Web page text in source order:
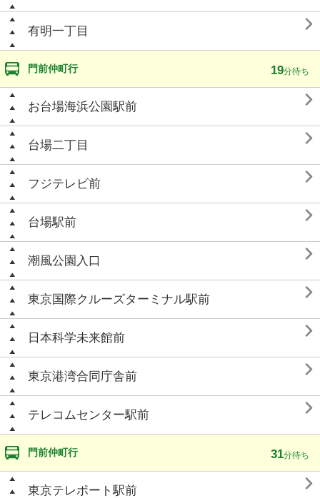
有明一丁目 
門前仲町行 19分待ち
お台場海浜公園駅前 
台場二丁目 
フジテレビ前 
台場駅前 
潮風公園入口 
東京国際クルーズターミナル駅前 
日本科学未来館前 
東京港湾合同庁舎前 
テレコムセンター駅前 
門前仲町行 31分待ち
東京テレポート駅前 